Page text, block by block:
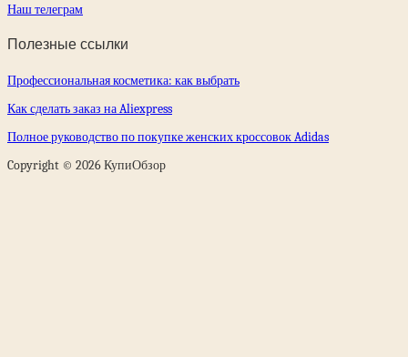
Наш телеграм
Полезные ссылки
Профессиональная косметика: как выбрать
Как сделать заказ на Aliexpress
Полное руководство по покупке женских кроссовок Adidas
Copyright © 2026 КупиОбзор